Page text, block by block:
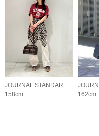
158cm
162cm